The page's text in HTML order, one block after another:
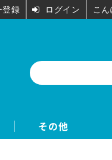
その他
登録 ログイン こ